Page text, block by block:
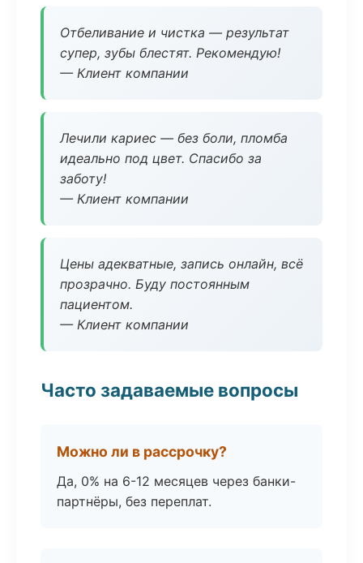
Отбеливание и чистка — результат
супер, зубы блестят. Рекомендую!
— Клиент компании
Лечили кариес — без боли, пломба
идеально под цвет. Спасибо за
заботу!
— Клиент компании
Цены адекватные, запись онлайн, всё
прозрачно. Буду постоянным
пациентом.
— Клиент компании
Часто задаваемые вопросы
Можно ли в рассрочку?
Да, 0% на 6-12 месяцев через банки-
партнёры, без переплат.